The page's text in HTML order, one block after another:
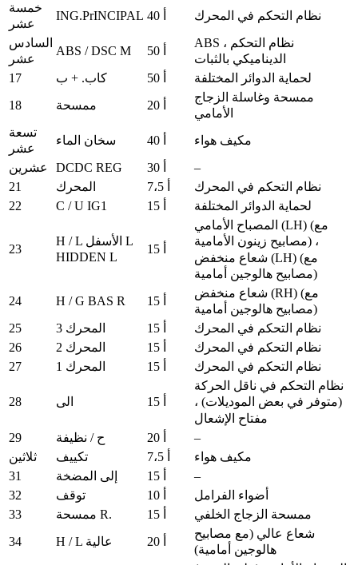
خمسة
عشر
ING.PrINCIPAL
نظام التحكم في المحرك
السادس
عشر
ABS / DSC M
ABS ، نظام التحكم
الديناميكي بالثبات
17
كاب. + ب
لحماية الدوائر المختلفة
18
ممسحة
ممسحة وغاسلة الزجاج
الأمامي
تسعة
عشر
سخان الماء
مكيف هواء
عشرين
DCDC REG
–
21
المحرك
نظام التحكم في المحرك
22
C / U IG1 لحماية الدوائر المختلفة
23
H / L الأسفل L
HIDDEN L
المصباح الأمامي (LH) (مع
مصابيح زينون الأمامية) ،
شعاع منخفض (LH) (مع
مصابيح هالوجين أمامية)
24 H / G BAS R
شعاع منخفض (RH) (مع
مصابيح هالوجين أمامية)
25
المحرك 3
نظام التحكم في المحرك
26
المحرك 2
نظام التحكم في المحرك
27
المحرك 1 نظام التحكم في المحرك
28 الى
نظام التحكم في ناقل الحركة
(متوفر في بعض الموديلات) ،
مفتاح الإشعال
29
ح / نظيفة
–
ثلاثين
تكييف
مكيف هواء
31
إلى المضخة
–
32
توقف
أضواء الفرامل
33
ممسحة R.
ممسحة الزجاج الخلفي
34
H / L عالية
شعاع عالي (مع مصابيح
هالوجين أمامية)